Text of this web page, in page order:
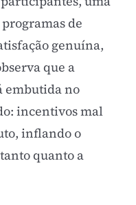
de
genuína,
que a
embutida no
incentivos mal
inflando o
quanto a